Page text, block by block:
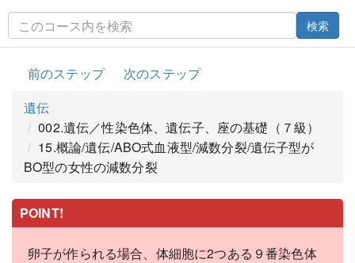
検索
前のステップ
次のステップ
遺伝
002.遺伝／性染色体、遺伝子、座の基礎（７級）
15.概論/遺伝/ABO式血液型/減数分裂/遺伝子型が
BO型の女性の減数分裂
POINT!
卵子が作られる場合、体細胞に2つある９番染色体